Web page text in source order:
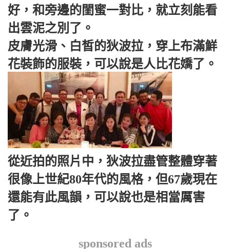
好，和旁邊的閨蜜一對比，就立刻能看
出雲泥之別了。
皮膚光滑、白皙的狄波拉，穿上布滿鮮
花裝飾的服裝，可以說是人比花嬌了。
從近拍的照片中，狄波拉盡管整體穿著
很像上世紀80年代的風格，但67歲現在
還能有此風韻，可以說也是相當厲害
了。
sponsored ads